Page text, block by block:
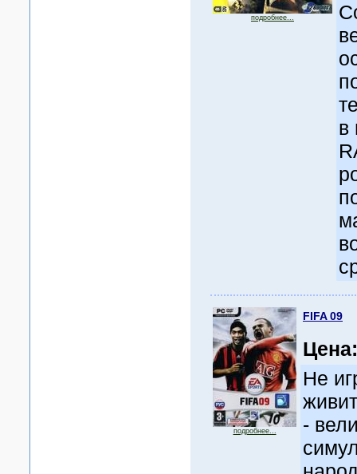
подробнее...
в
подробнее...
FIFA 09
Не
-